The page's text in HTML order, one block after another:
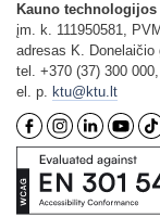
Kauno
įm. k. 111950581,
adresas K. Donelaičio
tel. +370 (37) 300
el. p. ktu@ktu.lt